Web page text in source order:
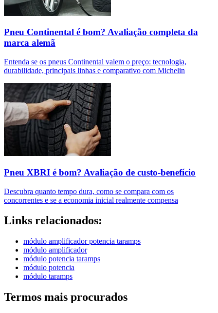
Pneu Continental é bom? Avaliação completa da
marca alemã
Entenda se os pneus Continental valem o preço: tecnologia,
durabilidade, principais linhas e comparativo com Michelin
Pneu XBRI é bom? Avaliação de custo-benefício
Descubra quanto tempo dura, como se compara com os
concorrentes e se a economia inicial realmente compensa
Links relacionados:
módulo amplificador potencia taramps
módulo amplificador
módulo potencia taramps
módulo potencia
módulo taramps
Termos mais procurados